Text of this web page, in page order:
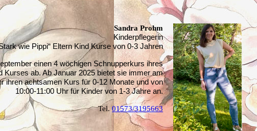
Sandra Prohm
Kinderpflegerin
wie Pippi“ Eltern Kind Kurse von 0-3 Jahren
einen 4 wöchigen Schnupperkurs ihres
Kurses ab. Ab Januar 2025 bietet sie immer am
ihren achtsamen Kurs für 0-12 Monate und von
10:00-11:00 Uhr für Kinder von 1-3 Jahre an.
Tel.01573/3195663